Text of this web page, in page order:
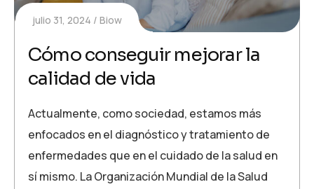
julio 31, 2024 Biow
Cómo conseguir mejorar la
calidad de vida
Actualmente, como sociedad, estamos más
enfocados en el diagnóstico y tratamiento de
enfermedades que en el cuidado de la salud en
sí mismo. La Organización Mundial de la Salud